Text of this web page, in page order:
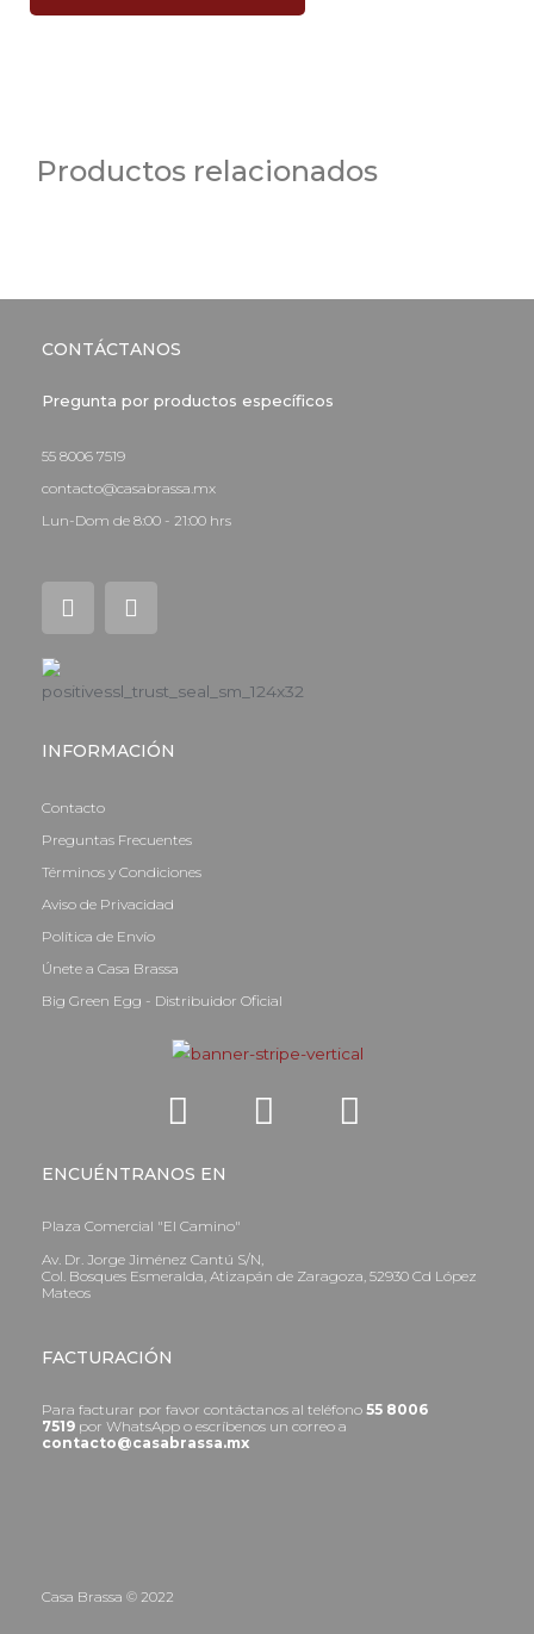
Productos relacionados
CONTÁCTANOS
Pregunta por productos específicos
55 8006 7519
contacto@casabrassa.mx
Lun-Dom de 8:00 - 21:00 hrs
n
s
t
g
m
a
c
e
o
-
INFORMACIÓN
Contacto
Preguntas Frecuentes
Términos y Condiciones
Aviso de Privacidad
Política de Envío
Únete a Casa Brassa
Big Green Egg - Distribuidor Oficial
ENCUÉNTRANOS EN
Plaza Comercial "El Camino"
Av. Dr. Jorge Jiménez Cantú S/N,
Col. Bosques Esmeralda, Atizapán de Zaragoza, 52930 Cd López
Mateos
FACTURACIÓN
Para facturar por favor contáctanos al teléfono 55 8006
7519 por WhatsApp o escríbenos un correo a
contacto@casabrassa.mx
Casa Brassa © 2022